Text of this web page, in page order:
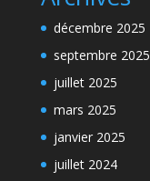
décembre 2025
septembre 2025
juillet 2025
mars 2025
janvier 2025
juillet 2024